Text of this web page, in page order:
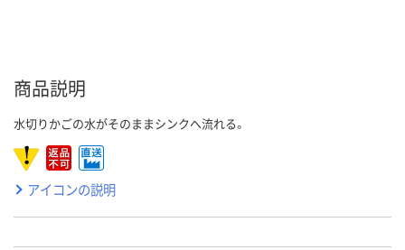
商品説明
水切りかごの水がそのままシンクへ流れる。
アイコンの説明